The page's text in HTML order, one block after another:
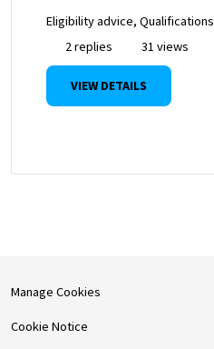
Eligibility advice, Qualifications
2 replies
31 views
VIEW DETAILS
Manage Cookies
Cookie Notice